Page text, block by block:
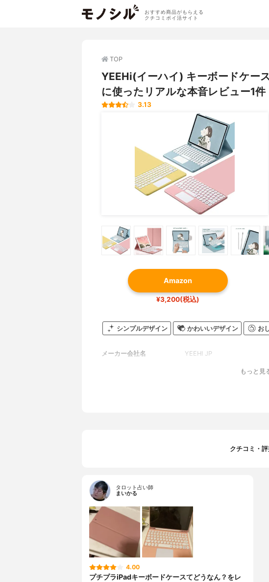
おすすめ商品がもらえる
クチコミポイ活サイト
TOP
YEEHi(イーハイ) キーボードケー
に使ったリアルな本音レビュー1件
3.13
Amazon
¥3,200(税込)
シンプルデザイン かわいいデザイン お
メーカー会社名 YEEHI JP
もっと見
クチコミ・
タロット占い師
まいかる
4.00
プチプラiPadキーボードケースてどうなん？をレ